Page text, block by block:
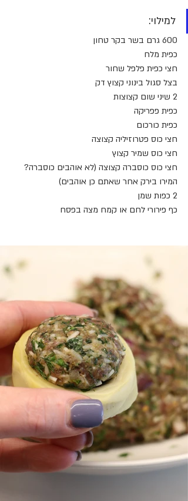
למילוי:
600 גרם בשר בקר טחון
כפית מלח
חצי כפית פלפל שחור
בצל סגול בינוני קצוץ דק
2 שיני שום קצוצות
כפית פפריקה
כפית כורכום
חצי כוס פטרוזיליה קצוצה
חצי כוס שמיר קצוץ
חצי כוס כוסברה קצוצה (לא אוהבים כוסברה?
המירו בירק אחר שאתם כן אוהבים)
2 כפות שמן
כף פירורי לחם או קמח מצה בפסח